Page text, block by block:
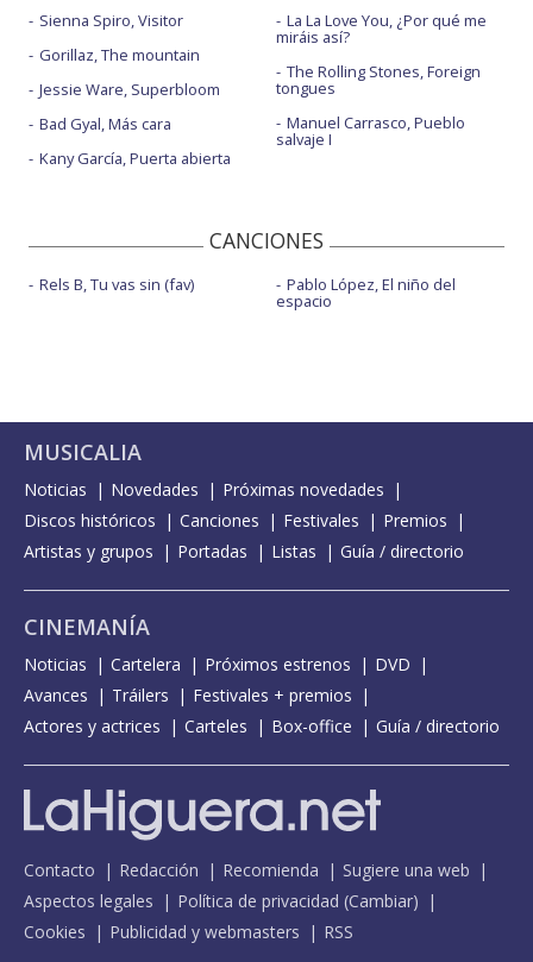
Sienna Spiro, Visitor
Gorillaz, The mountain
Jessie Ware, Superbloom
Bad Gyal, Más cara
Kany García, Puerta abierta
La La Love You, ¿Por qué me
miráis así?
The Rolling Stones, Foreign
tongues
Manuel Carrasco, Pueblo
salvaje I
CANCIONES
Rels B, Tu vas sin (fav) Pablo López, El niño del
espacio
MUSICALIA
Noticias Novedades
Próximas novedades
Discos históricos
Canciones Festivales
Premios
Artistas y grupos
Portadas Listas Guía / directorio
CINEMANÍA
Noticias Cartelera Próximos estrenos
DVD
Avances
Tráilers
Festivales + premios
Actores y actrices
Carteles Box-office Guía / directorio
Contacto Redacción Recomienda
Sugiere una web
Aspectos legales
Política de privacidad (Cambiar)
Cookies
Publicidad y webmasters RSS